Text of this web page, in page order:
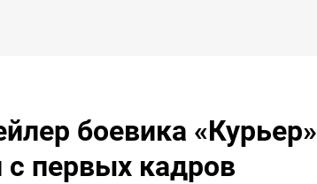
боевика «Курьер»
первых кадров